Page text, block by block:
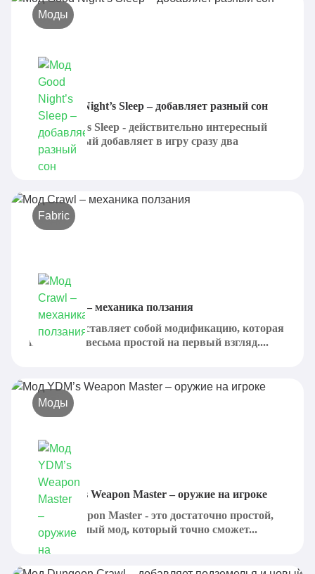
Моды
Мод Good Night’s Sleep – добавляет разный сон
Good Night's Sleep - действительно интересный
мод, который добавляет в игру сразу два
разных...
Fabric
Мод Crawl – механика ползания
Crawl представляет собой модификацию, которая
покажется весьма простой на первый взгляд....
Моды
Мод YDM’s Weapon Master – оружие на игроке
YDM's Weapon Master - это достаточно простой,
но интересный мод, который точно сможет...